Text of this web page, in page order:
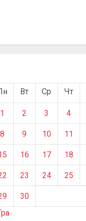
Вт Ср Чт
1 2 3 4
8 9 10 11
16 17 18
23 24 25
30